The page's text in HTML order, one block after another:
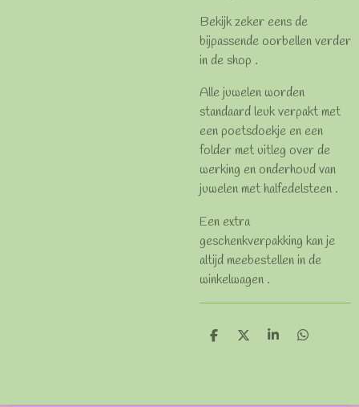
Bekijk zeker eens de
bijpassende oorbellen verder
in de shop .
Alle juwelen worden
standaard leuk verpakt met
een poetsdoekje en een
folder met uitleg over de
werking en onderhoud van
juwelen met halfedelsteen .
Een extra
geschenkverpakking kan je
altijd meebestellen in de
winkelwagen .
D
D
S
D